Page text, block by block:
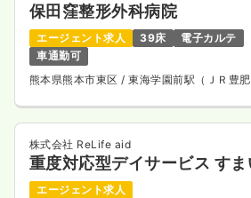
保田窪整形外科病院
エージェント求人 39床
電子カルテ
車通勤可
熊本県熊本市東区 / 東海学園前駅（ＪＲ豊肥
株式会社 ReLife aid
重度対応型デイサービス す
エージェント求人